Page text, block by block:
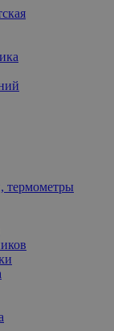
термометры